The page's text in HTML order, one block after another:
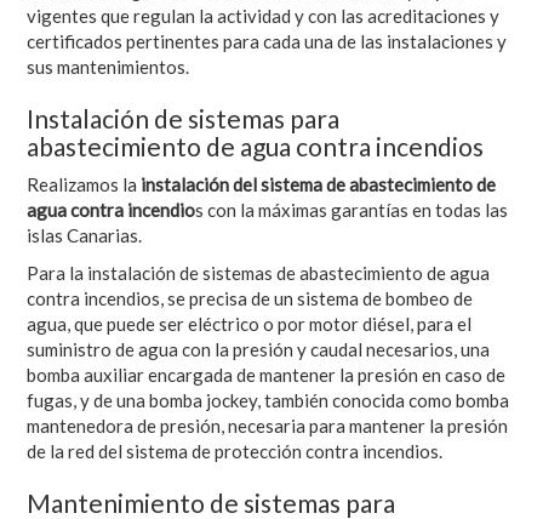
vigentes que regulan la actividad y con las acreditaciones y
certificados pertinentes para cada una de las instalaciones y
sus mantenimientos.
Instalación de sistemas para
abastecimiento de agua contra incendios
Realizamos la instalación del sistema de abastecimiento de
agua contra incendios con la máximas garantías en todas las
islas Canarias.
Para la instalación de sistemas de abastecimiento de agua
contra incendios, se precisa de un sistema de bombeo de
agua, que puede ser eléctrico o por motor diésel, para el
suministro de agua con la presión y caudal necesarios, una
bomba auxiliar encargada de mantener la presión en caso de
fugas, y de una bomba jockey, también conocida como bomba
mantenedora de presión, necesaria para mantener la presión
de la red del sistema de protección contra incendios.
Mantenimiento de sistemas para